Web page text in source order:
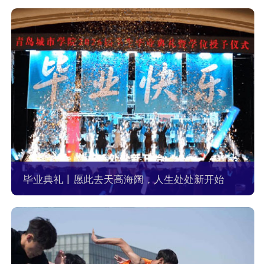
毕业典礼丨愿此去天高海阔，人生处处新开始